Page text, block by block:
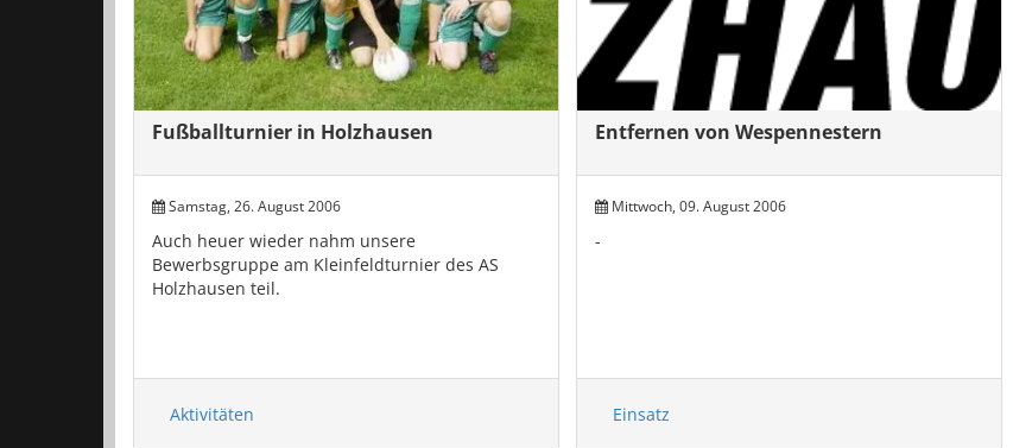
Fußballturnier in Holzhausen
Samstag, 26. August 2006
Auch heuer wieder nahm unsere
Bewerbsgruppe am Kleinfeldturnier des AS
Holzhausen teil.
Aktivitäten
Entfernen von Wespennestern
Mittwoch, 09. August 2006
-
Einsatz